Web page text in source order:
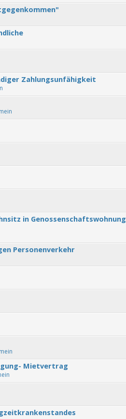
Zahlungsunfähigkeit
in Genossenschaftswohnung
Personenverkehr
Mietvertrag